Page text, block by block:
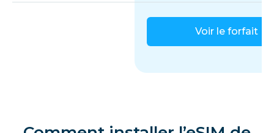
Voir le forfait